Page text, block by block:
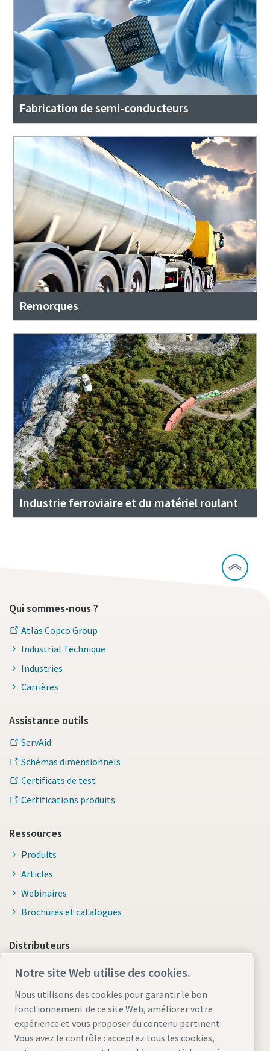
Fabrication de semi-conducteurs
Remorques
Industrie ferroviaire et du matériel roulant
Qui sommes-nous ?
Atlas Copco Group
Industrial Technique
Industries
Carrières
Assistance outils
ServAid
Schémas dimensionnels
Certificats de test
Certifications produits
Ressources
Produits
Articles
Webinaires
Brochures et catalogues
Distributeurs
Lien vers Shop Online
Notre site Web utilise des cookies.
Nous utilisons des cookies pour garantir le bon
fonctionnement de ce site Web, améliorer votre
expérience et vous proposer du contenu pertinent.
Vous avez le contrôle : acceptez tous les cookies,